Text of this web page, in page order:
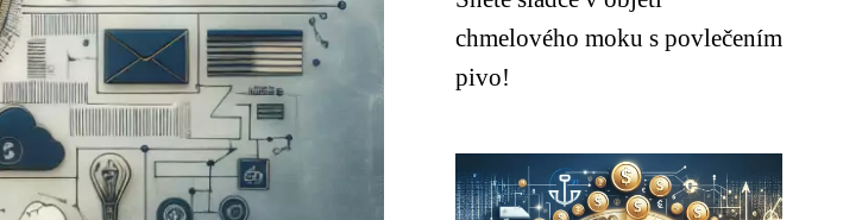
chmelového moku s povlečením
pivo!